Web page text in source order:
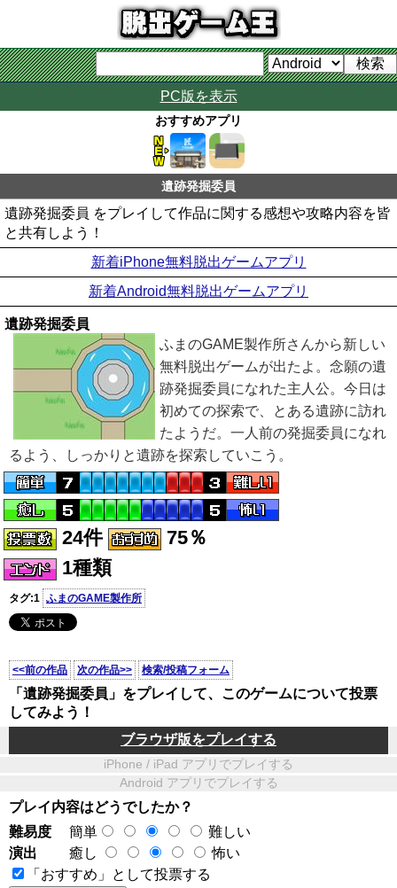
PC版を表示
おすすめアプリ
遺跡発掘委員
遺跡発掘委員 をプレイして作品に関する感想や攻略内容を皆
と共有しよう！
新着iPhone無料脱出ゲームアプリ
新着Android無料脱出ゲームアプリ
遺跡発掘委員
ふまのGAME製作所さんから新しい
無料脱出ゲームが出たよ。念願の遺
跡発掘委員になれた主人公。今日は
初めての探索で、とある遺跡に訪れ
たようだ。一人前の発掘委員になれ
るよう、しっかりと遺跡を探索していこう。
24件
75％
1種類
タグ:1 ふまのGAME製作所
<<前の作品 次の作品>> 検索/投稿フォーム
「遺跡発掘委員」をプレイして、このゲームについて投票
してみよう！
ブラウザ版をプレイする
iPhone / iPad アプリでプレイする
Android アプリでプレイする
プレイ内容はどうでしたか？
難易度
簡単
難しい
演出
癒し
怖い
「おすすめ」として投票する